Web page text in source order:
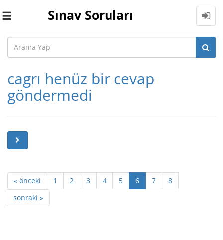
Toggle
Sınav Soruları
cagrı henüz bir cevap
göndermedi
« önceki 1 2 3 4 5 6 7
8
sonraki »